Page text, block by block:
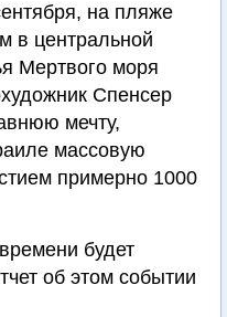
на пляже
в центральной
Мертвого моря
Спенсер
мечту,
массовую
примерно 1000
будет
об этом событии